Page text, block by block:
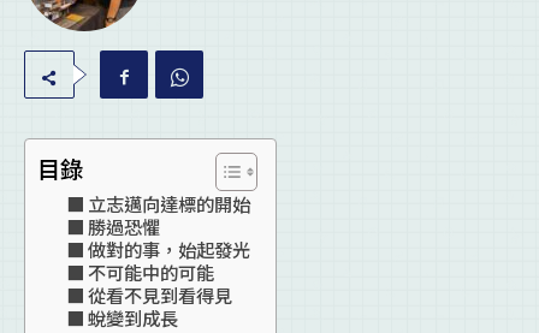
目錄
立志邁向達標的開始
勝過恐懼
做對的事，始起發光
不可能中的可能
從看不見到看得見
蛻變到成長